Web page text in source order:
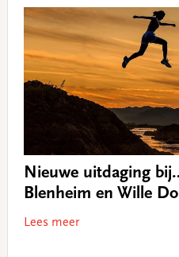
Nieuwe uitdaging
Blenheim en Wille
Lees meer